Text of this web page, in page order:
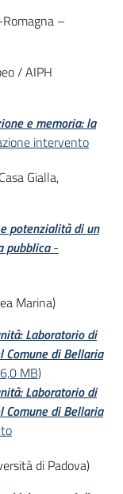
–
/ AIPH
e memoria: la
intervento
Gialla,
potenzialità di un
pubblica-
Marina)
Laboratorio di
Comune di Bellaria
6,0 MB)
Laboratorio di
Comune di Bellaria
di Padova)